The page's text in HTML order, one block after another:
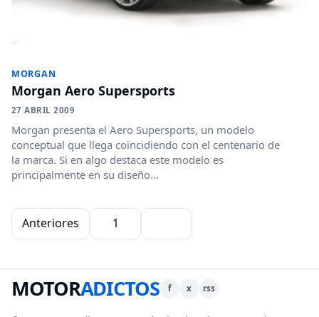
MORGAN
Morgan Aero Supersports
27 ABRIL 2009
Morgan presenta el Aero Supersports, un modelo
conceptual que llega coincidiendo con el centenario de
la marca. Si en algo destaca este modelo es
principalmente en su diseño...
Paginación de entradas
Anteriores 1
MOTORADICTOS f x rss